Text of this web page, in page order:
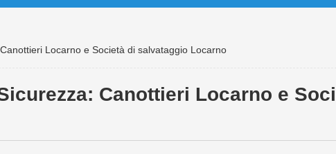
Locarno e Società di salvataggio Locarno
Canottieri Locarno e